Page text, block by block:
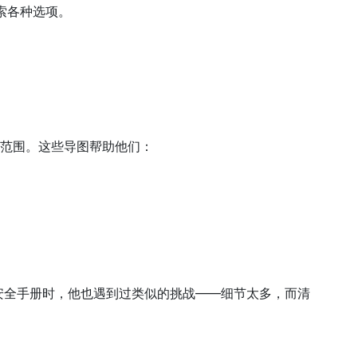
种选项。
围。这些导图帮助他们：
全手册时，他也遇到过类似的挑战——细节太多，而清